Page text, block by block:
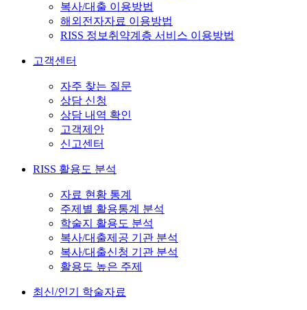
복사/대출 이용방법
해외전자자료 이용방법
RISS 정보취약계층 서비스 이용방법
고객센터
자주 찾는 질문
상담 신청
상담 내역 확인
고객제안
신고센터
RISS 활용도 분석
자료 현황 통계
주제별 활용통계 분석
학술지 활용도 분석
복사/대출제공 기관 분석
복사/대출신청 기관 분석
활용도 높은 주제
최신/인기 학술자료